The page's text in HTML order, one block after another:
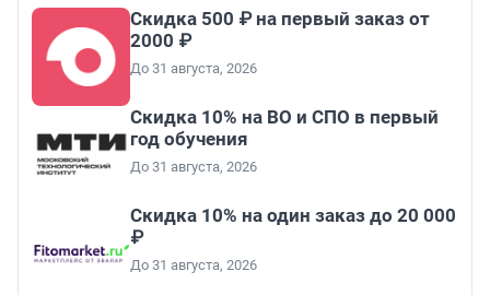
Скидка 500 ₽ на первый заказ от
2000 ₽
До 31 августа, 2026
Скидка 10% на ВО и СПО в первый
год обучения
До 31 августа, 2026
Скидка 10% на один заказ до 20 000
₽
До 31 августа, 2026